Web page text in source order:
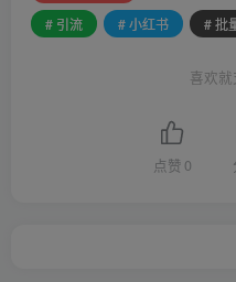
# 引流
# 小红书 # 批
喜欢
点赞 0